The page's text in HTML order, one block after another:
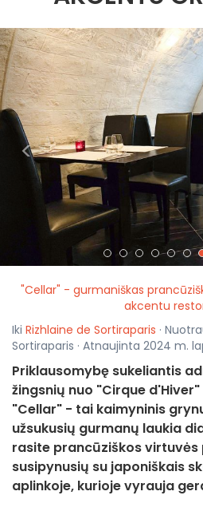
<
"Cellar" - gurmaniškas
akcentu
Iki Rizhlaine de Sortiraparis ·
Sortiraparis · Atnaujinta 2024 m.
Priklausomybę sukeliantis
žingsnių nuo "Cirque
"Cellar" - tai kaimyninis
užsukusių gurmanų laukia
rasite prancūziškos virtuvės
susipynusių su japoniškais
aplinkoje, kurioje vyrauja